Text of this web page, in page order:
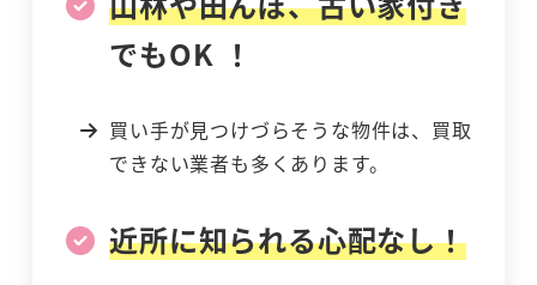
でもOK ！
買い手が見つけづらそうな物件は、買取
できない業者も多くあります。
近所に知られる心配なし！